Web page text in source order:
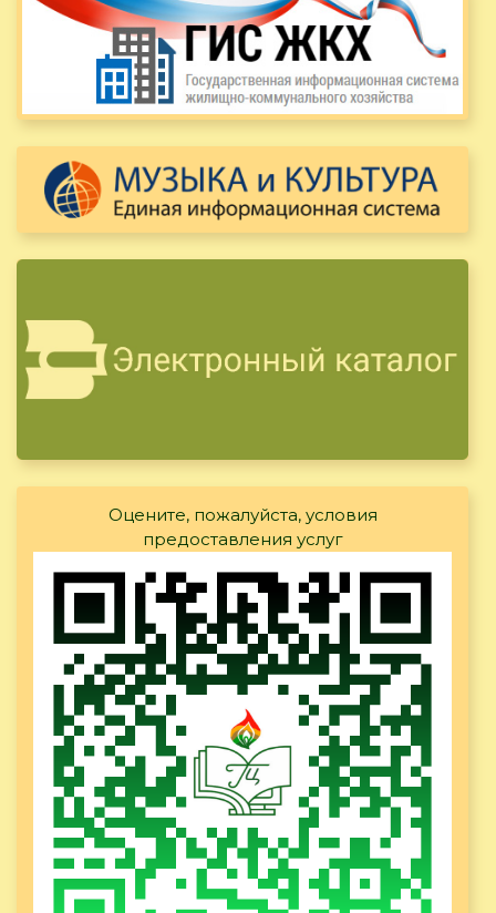
Оцените, пожалуйста, условия
предоставления услуг